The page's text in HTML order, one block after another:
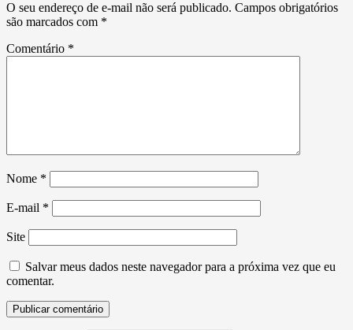
O seu endereço de e-mail não será publicado. Campos obrigatórios
são marcados com *
Comentário *
Nome *
E-mail *
Site
Salvar meus dados neste navegador para a próxima vez que eu
comentar.